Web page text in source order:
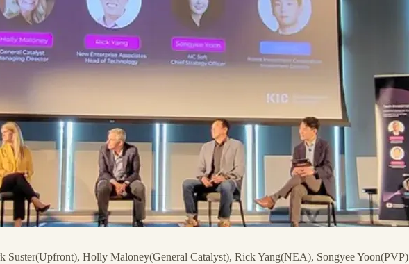
Holly Maloney(General Catalyst), Rick Yang(NEA), Songyee Yoon(PVP)